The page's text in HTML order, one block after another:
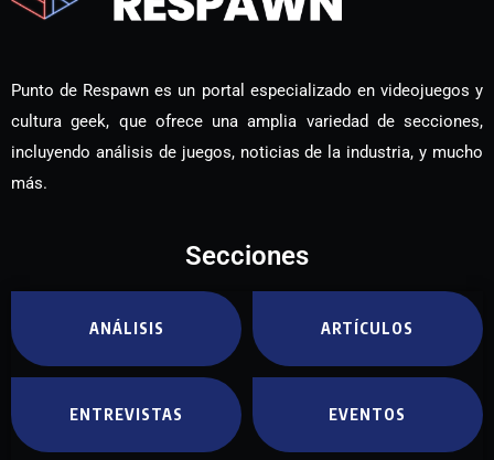
Punto de Respawn es un portal especializado en videojuegos y
cultura geek, que ofrece una amplia variedad de secciones,
incluyendo análisis de juegos, noticias de la industria, y mucho
más.
Secciones
ANÁLISIS ARTÍCULOS
ENTREVISTAS EVENTOS